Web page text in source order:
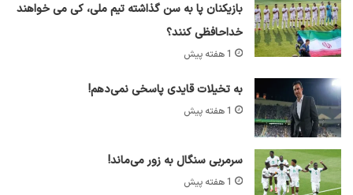
بازیکنان پا به سن گذاشته تیم ملی، کی می خواهند
خداحافظی کنند؟
1 هفته پیش
به تخیلات قایدی پاسخی نمی‌دهم!
1 هفته پیش
سرمربی سنگال به زور می‌ماند!
1 هفته پیش